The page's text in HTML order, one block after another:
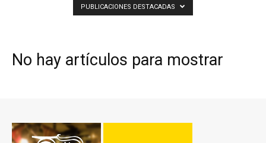
PUBLICACIONES DESTACADAS
No hay artículos para mostrar